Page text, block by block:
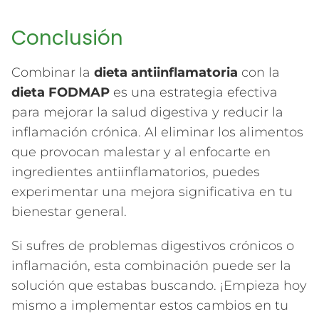
Conclusión
Combinar la dieta antiinflamatoria con la
dieta FODMAP es una estrategia efectiva
para mejorar la salud digestiva y reducir la
inflamación crónica. Al eliminar los alimentos
que provocan malestar y al enfocarte en
ingredientes antiinflamatorios, puedes
experimentar una mejora significativa en tu
bienestar general.
Si sufres de problemas digestivos crónicos o
inflamación, esta combinación puede ser la
solución que estabas buscando. ¡Empieza hoy
mismo a implementar estos cambios en tu